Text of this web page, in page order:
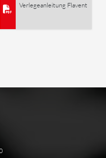
Verlegeanleitung Flavent